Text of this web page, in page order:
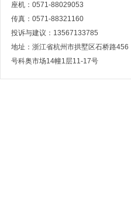
座机：0571-88029053
传真：0571-88321160
投诉与建议：13567133785
地址：浙江省杭州市拱墅区石桥路456
号科奥市场14幢1层11-17号